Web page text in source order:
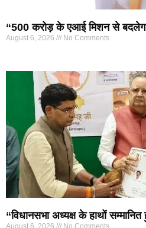
“500 करोड़ के एआई मिशन से
August 6, 2026 No Comments
“विधानसभा अध्यक्ष के हाथों सम्मानित
August 6, 2026 No Comments